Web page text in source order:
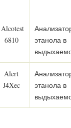
Alcotest
6810
этанола в
Alert
J4Xec
этанола в